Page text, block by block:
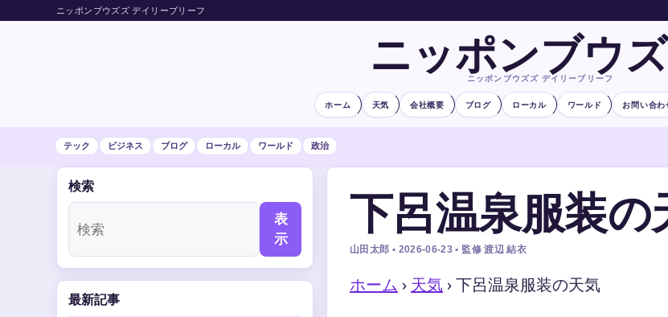
ニッポンブウズズ デイリーブリーフ
ニッポンブウ
ニッポンブウズズ デイリーブリーフ
ホーム 天気 会社概要 ブログ ローカル ワールド お問い合わ
テック ビジネス ブログ ローカル ワールド 政治
下呂温泉服装の
山田太郎 • 2026-06-23 • 監修 渡辺 結衣
ホーム › 天気 ›下呂温泉服装の天気
検索
表
示
最新記事